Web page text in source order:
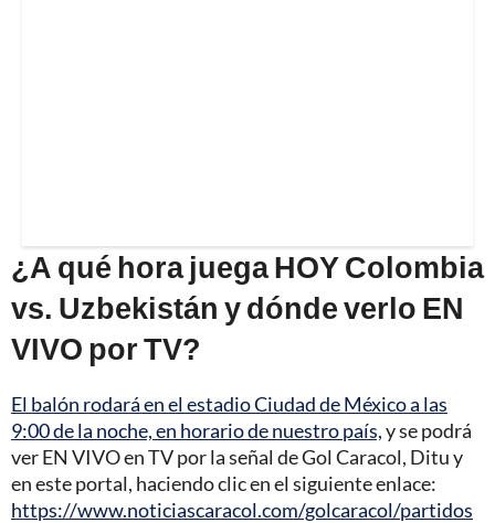
¿A qué hora juega HOY Colombia
vs. Uzbekistán y dónde verlo EN
VIVO por TV?
El balón rodará en el estadio Ciudad de México a las
9:00 de la noche, en horario de nuestro país,y se podrá
ver EN VIVO en TV por la señal de Gol Caracol, Ditu y
en este portal, haciendo clic en el siguiente enlace:
https://www.noticiascaracol.com/golcaracol/partidos